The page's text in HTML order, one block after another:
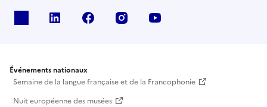
Linkedin Facebook Instagram
Événements nationaux
Semaine de la langue française et de la Francophonie
Nuit européenne des musées